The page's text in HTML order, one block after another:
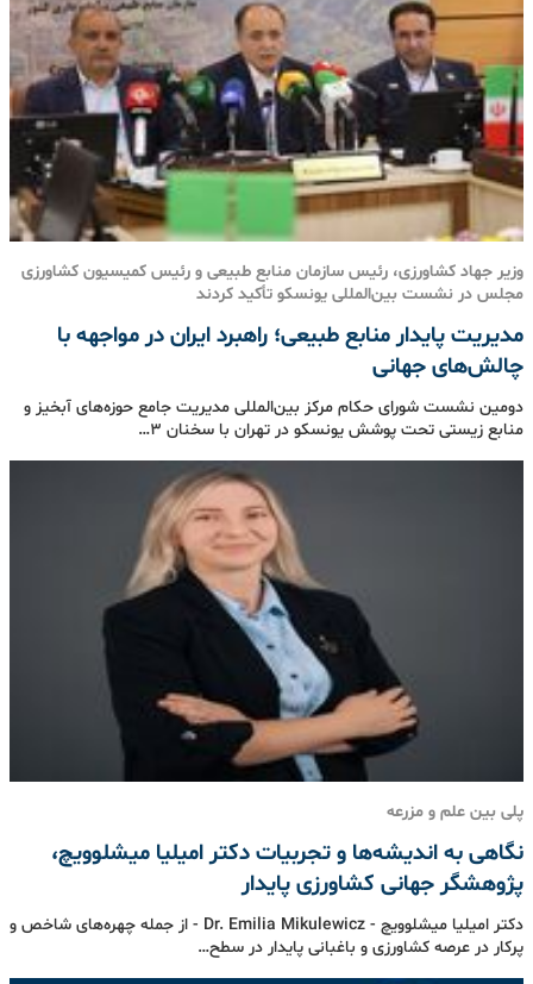
وزیر جهاد کشاورزی، رئیس سازمان منابع طبیعی و رئیس کمیسیون کشاورزی
مجلس در نشست بین‌المللی یونسکو تأکید کردند
مدیریت پایدار منابع طبیعی؛ راهبرد ایران در مواجهه با
چالش‌های جهانی
دومین نشست شورای حکام مرکز بین‌المللی مدیریت جامع حوزه‌های آبخیز و
منابع زیستی تحت پوشش یونسکو در تهران با سخنان 3…
پلی بین علم و مزرعه
نگاهی به اندیشه‌ها و تجربیات دکتر امیلیا میشلوویچ،
پژوهشگر جهانی کشاورزی پایدار
دکتر امیلیا میشلوویچ - Dr. Emilia Mikulewicz - از جمله چهره‌های شاخص و
پرکار در عرصه کشاورزی و باغبانی پایدار در سطح…